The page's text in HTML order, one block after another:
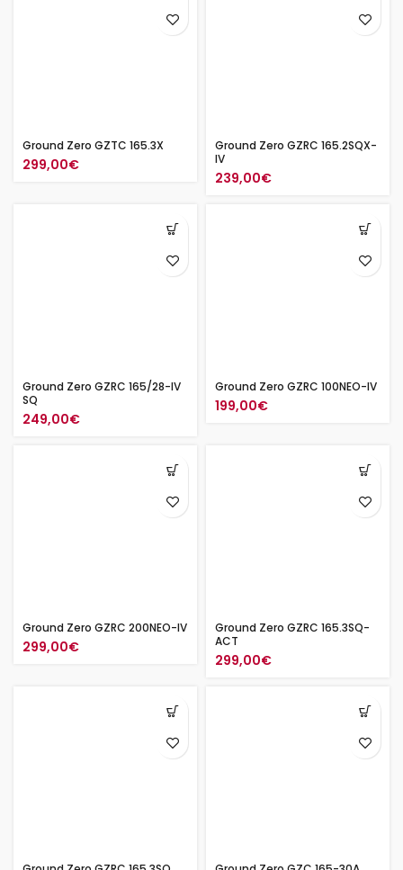
Ground Zero GZTC 165.3X
299,00€
Ground Zero GZRC 165.2SQX-
IV
239,00€
Ground Zero GZRC 165/28-IV
SQ
249,00€
Ground Zero GZRC 100NEO-IV
199,00€
Ground Zero GZRC 200NEO-IV
299,00€
Ground Zero GZRC 165.3SQ-
ACT
299,00€